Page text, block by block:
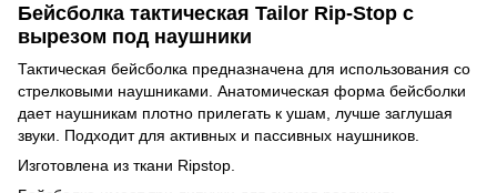
Бейсболка тактическая Tailor Rip-Stop с
вырезом под наушники
Тактическая бейсболка предназначена для использования со
стрелковыми наушниками. Анатомическая форма бейсболки
дает наушникам плотно прилегать к ушам, лучше заглушая
звуки. Подходит для активных и пассивных наушников.
Изготовлена из ткани Ripstop.